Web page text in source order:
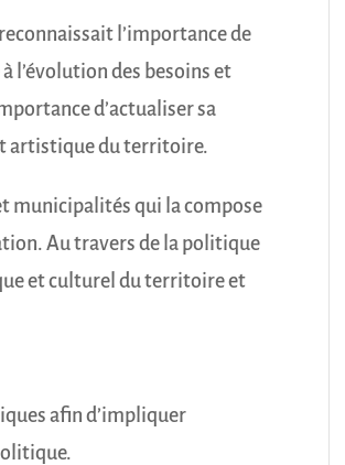
l’importance de
l’évolution des besoins et
d’actualiser sa
artistique du territoire.
municipalités qui la compose
Au travers de la politique
et culturel du territoire et
afin d’impliquer